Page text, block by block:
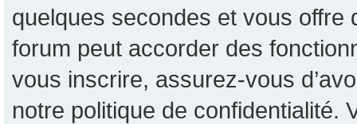
quelques secondes et vous offre
forum peut accorder des
vous inscrire, assurez-vous
notre politique de confidentialité.